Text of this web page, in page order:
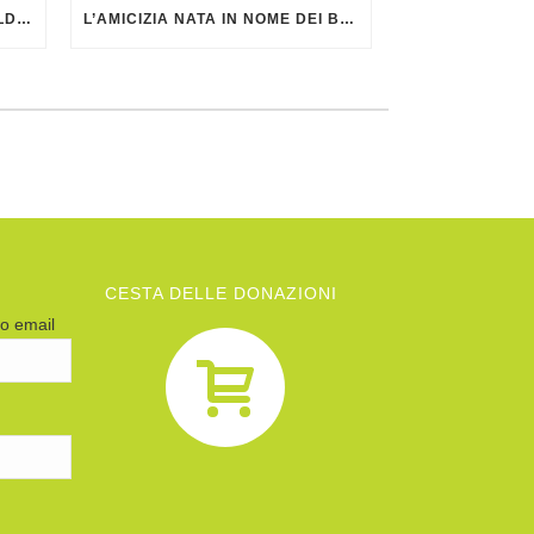
NOTIZIARIO DI AGATA SMERALDA DI GIUGNO 2026 L’AMICIZIA NATA IN NOME DEI BAMBINI
email
CESTA DELLE DONAZIONI